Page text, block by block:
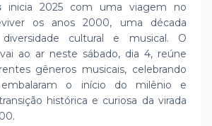
inicia 2025 com uma viagem no
os anos 2000, uma década
cultural e musical. O
ao ar neste sábado, dia 4, reúne
gêneros musicais, celebrando
embalaram o início do milênio e
histórica e curiosa da virada